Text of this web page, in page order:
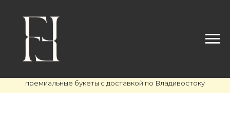
премиальные букеты с доставкой по Владивостоку